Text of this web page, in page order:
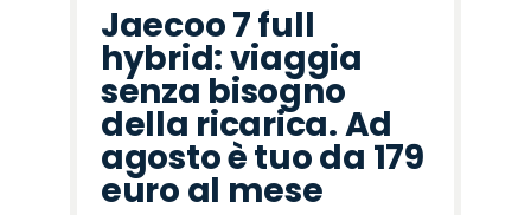
Jaecoo 7 full
hybrid: viaggia
senza bisogno
della ricarica. Ad
agosto è tuo da 179
euro al mese